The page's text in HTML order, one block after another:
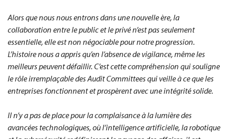
Alors que nous nous entrons dans une nouvelle ère, la
collaboration entre le public et le privé n’est pas seulement
essentielle, elle est non négociable pour notre progression.
L’histoire nous a appris qu’en l’absence de vigilance, même les
meilleurs peuvent défaillir. C’est cette compréhension qui souligne
le rôle irremplaçable des Audit Committees qui veille à ce que les
entreprises fonctionnent et prospèrent avec une intégrité solide.
Il n’y a pas de place pour la complaisance à la lumière des
avancées technologiques, où l’intelligence artificielle, la robotique